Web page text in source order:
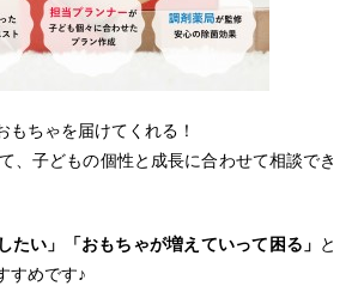
もちゃを届けてくれる！
、子どもの個性と成長に合わせて相談でき
たい」「おもちゃが増えていって困る」 と
すめです♪